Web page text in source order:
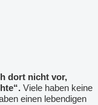
dort nicht vor,
Viele haben keine
einen lebendigen